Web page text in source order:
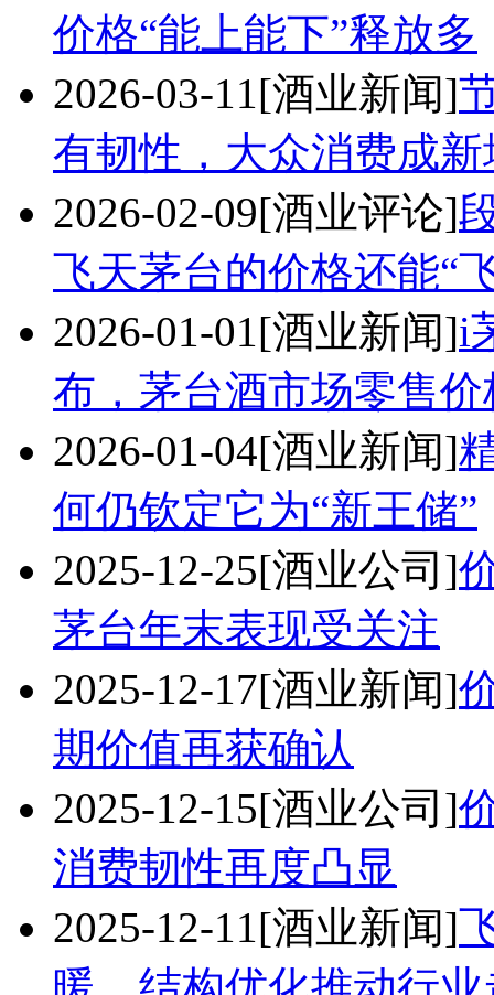
价格“能上能下”释放多
2026-03-11[酒业新闻]
有韧性，大众消费成新
2026-02-09[酒业评论]
飞天茅台的价格还能“
2026-01-01[酒业新闻]i
布，茅台酒市场零售价
2026-01-04[酒业新闻]
何仍钦定它为“新王储”
2025-12-25[酒业公司]
茅台年末表现受关注
2025-12-17[酒业新闻]
期价值再获确认
2025-12-15[酒业公司]
消费韧性再度凸显
2025-12-11[酒业新闻]